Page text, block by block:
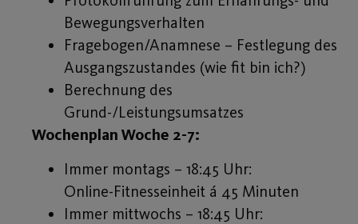
Bewegungsverhalten
Fragebogen/Anamnese – Festlegung des
Ausgangszustandes (wie fit bin ich?)
Berechnung des
Grund-/Leistungsumsatzes
Wochenplan Woche 2-7:
Immer montags – 18:45 Uhr:
Online-Fitnesseinheit á 45 Minuten
Immer mittwochs – 18:45 Uhr: